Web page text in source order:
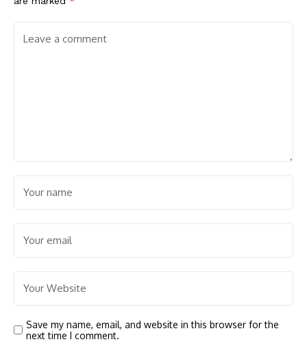
Save my name, email, and website in this browser for the
next time I comment.